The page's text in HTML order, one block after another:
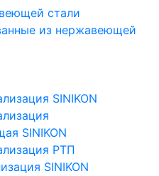
стали
из нержавеющей
SINIKON
SINIKON
РТП
SINIKON